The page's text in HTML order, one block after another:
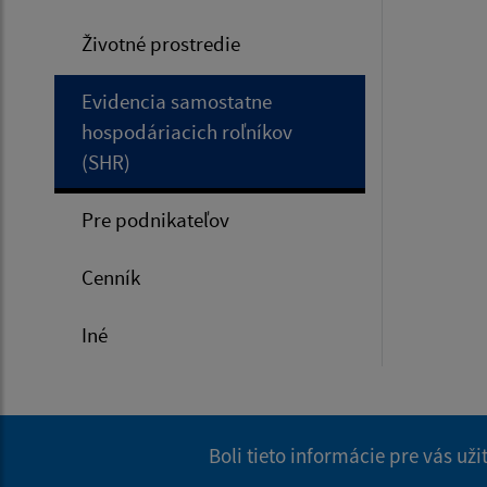
Životné prostredie
Evidencia samostatne
hospodáriacich roľníkov
(SHR)
Pre podnikateľov
Cenník
Iné
Boli tieto informácie pre vás